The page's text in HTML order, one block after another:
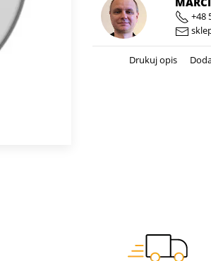
+48
Drukuj opis